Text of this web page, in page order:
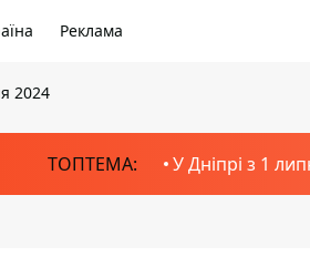
Реклама
2024
ТОПТЕМА: У Дніпрі з 1